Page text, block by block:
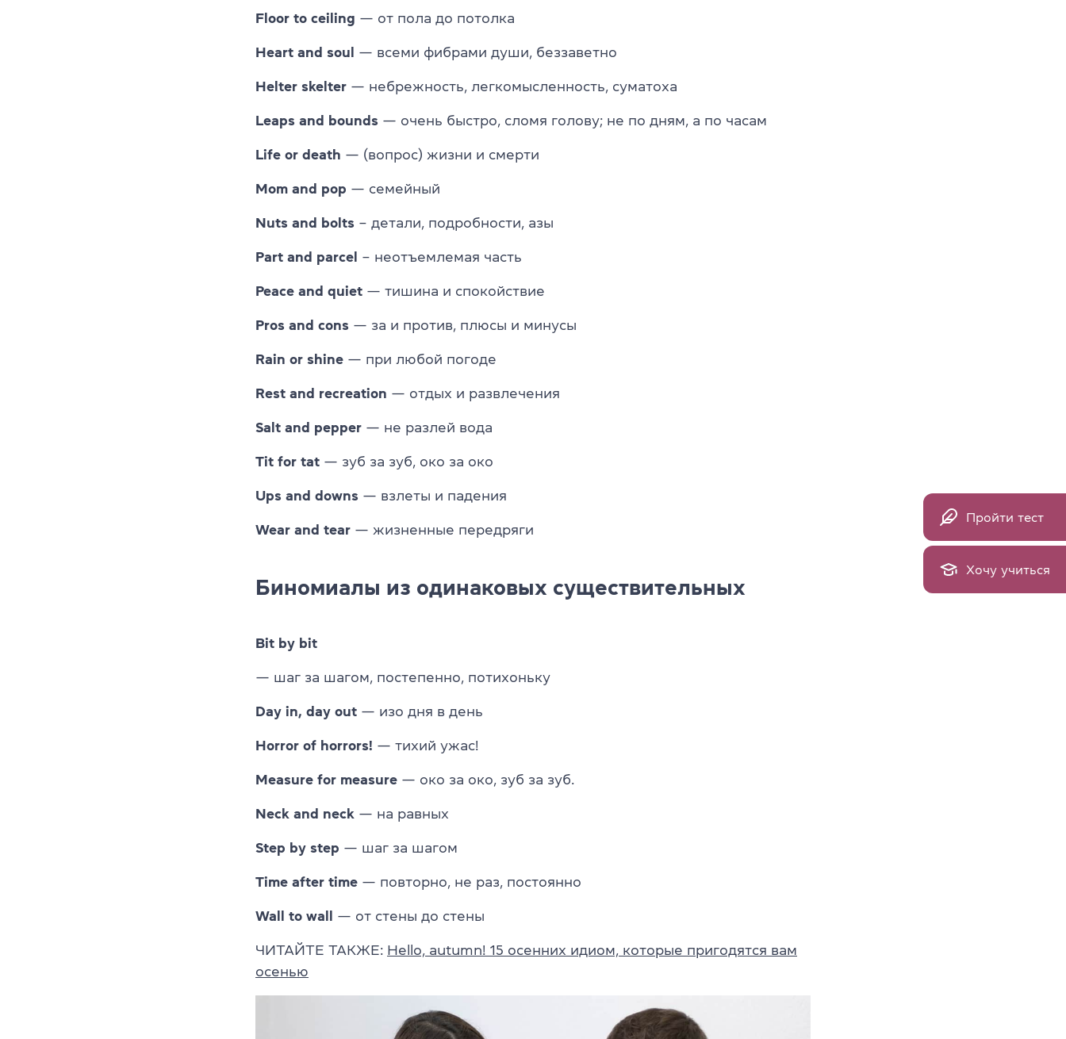
Floor to ceiling — от пола до потолка
Heart and soul — всеми фибрами души, беззаветно
Helter skelter — небрежность, легкомысленность, суматоха
Leaps and bounds — очень быстро, сломя голову; не по дням, а по часам
Life or death — (вопрос) жизни и смерти
Mom and pop — семейный
Nuts and bolts – детали, подробности, азы
Part and parcel – неотъемлемая часть
Peace and quiet — тишина и спокойствие
Pros and cons — за и против, плюсы и минусы
Rain or shine — при любой погоде
Rest and recreation — отдых и развлечения
Salt and pepper — не разлей вода
Tit for tat — зуб за зуб, око за око
Ups and downs — взлеты и падения
Wear and tear — жизненные передряги
Биномиалы из одинаковых существительных
Bit by bit
— шаг за шагом, постепенно, потихоньку
Day in, day out — изо дня в день
Horror of horrors! — тихий ужас!
Measure for measure — око за око, зуб за зуб.
Neck and neck — на равных
Step by step — шаг за шагом
Time after time — повторно, не раз, постоянно
Wall to wall — от стены до стены
ЧИТАЙТЕ ТАКЖЕ: Hello, autumn! 15 осенних идиом, которые пригодятся вам
осенью
Пройти тест
Хочу учиться